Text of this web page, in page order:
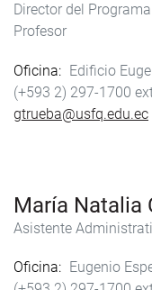
Director del
Profesor
Oficina
Edificio
(+593 2) 297-1700
gtrueba@usfq.edu.ec
María Natalia
Asistente
Oficina
Eugenio